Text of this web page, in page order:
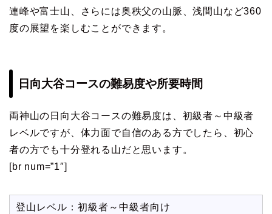
連峰や富士山、さらには奥秩父の山脈、浅間山など360
度の展望を楽しむことができます。
日向大谷コースの難易度や所要時間
両神山の日向大谷コースの難易度は、初級者～中級者
レベルですが、体力面で自信のある方でしたら、初心
者の方でも十分登れる山だと思います。
[br num=”1″]
登山レベル：初級者～中級者向け